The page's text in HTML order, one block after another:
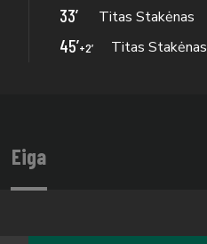
33’ Titas Stakėnas
45’+2’ Titas Stakėnas
Eiga